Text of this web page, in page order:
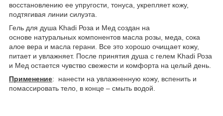
восстановлению ее упругости, тонуса, укрепляет кожу,
подтягивая линии силуэта.
Гель для душа Khadi Роза и Мед создан на
основе натуральных компонентов масла розы, меда, сока
алое вера и масла герани. Все это хорошо очищает кожу,
питает и увлажняет. После принятия душа с гелем Khadi Роза
и Мед остается чувство свежести и комфорта на целый день.
Применение: нанести на увлажненную кожу, вспенить и
помассировать тело, в конце – смыть водой.